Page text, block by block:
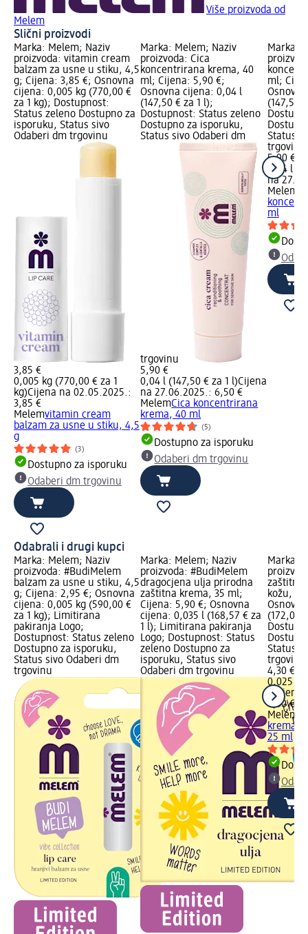
Više proizvoda od
Melem
Slični proizvodi
Marka: Melem; Naziv
proizvoda: vitamin cream
balzam za usne u stiku, 4,5
g; Cijena: 3,85 €; Osnovna
cijena: 0,005 kg (770,00 €
za 1 kg); Dostupnost:
Status zeleno Dostupno za
isporuku, Status sivo
Odaberi dm trgovinu
3,85 €
0,005 kg (770,00 € za 1
kg)Cijena na 02.05.2025.:
3,85 €
Melemvitamin cream
balzam za usne u stiku, 4,5
g
(3)
Dostupno za isporuku
Odaberi dm trgovinu
Marka: Melem; Naziv
proizvoda: Cica
koncentrirana krema, 40
ml; Cijena: 5,90 €;
Osnovna cijena: 0,04 l
(147,50 € za 1 l);
Dostupnost: Status zeleno
Dostupno za isporuku,
Status sivo Odaberi dm
trgovinu
5,90 €
0,04 l (147,50 € za 1 l)Cijena
na 27.06.2025.: 6,50 €
MelemCica koncentrirana
krema, 40 ml
(5)
Dostupno za isporuku
Odaberi dm trgovinu
Marka:
ml;
(147,50
Status
trgovinu
5,90 €
0,04 l
na
Melem
ml
Odabrali i drugi kupci
Marka: Melem; Naziv
proizvoda: #BudiMelem
balzam za usne u stiku, 4,5
g; Cijena: 2,95 €; Osnovna
cijena: 0,005 kg (590,00 €
za 1 kg); Limitirana
pakiranja Logo;
Dostupnost: Status zeleno
Dostupno za isporuku,
Status sivo Odaberi dm
trgovinu
Marka: Melem; Naziv
proizvoda: #BudiMelem
dragocjena ulja prirodna
zaštitna krema, 35 ml;
Cijena: 5,90 €; Osnovna
cijena: 0,035 l (168,57 € za
1 l); Limitirana pakiranja
Logo; Dostupnost: Status
zeleno Dostupno za
isporuku, Status sivo
Odaberi dm trgovinu
Marka:
zaštitna
kožu,
(172,00
Status
trgovinu
4,30 €
0,025 l
l)Cijena
4,30 €
Melem
krema
25 ml